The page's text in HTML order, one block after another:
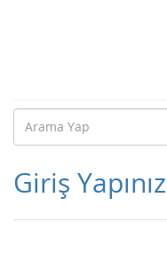
Giriş Yapınız